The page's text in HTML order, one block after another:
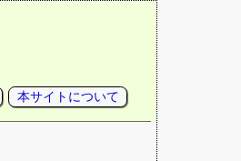
本サイトについて